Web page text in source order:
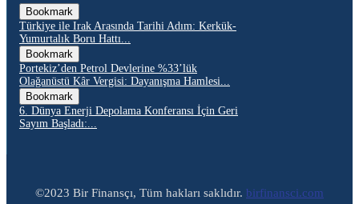
Bookmark
Türkiye ile Irak Arasında Tarihi Adım: Kerkük-
Yumurtalık Boru Hattı...
Bookmark
Portekiz’den Petrol Devlerine %33’lük
Olağanüstü Kâr Vergisi: Dayanışma Hamlesi...
Bookmark
6. Dünya Enerji Depolama Konferansı İçin Geri
Sayım Başladı:...
©2023 Bir Finansçı, Tüm hakları saklıdır. birfinansci.com